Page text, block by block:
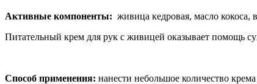
Активные компоненты: живица кедровая, масло кокоса,
Питательный крем для рук с живицей оказывает помощь
Способ применения: нанести небольшое количество